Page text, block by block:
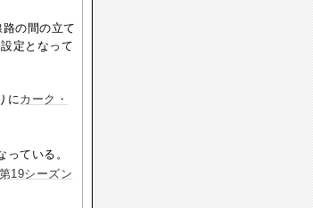
の間の立て
定となって
にカーク・
ている。
第19シーズン